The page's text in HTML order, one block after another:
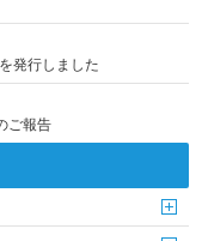
発行しました
ご報告